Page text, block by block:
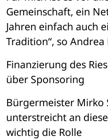
Gemeinschaft, ein
Jahren einfach auch
Tradition“, so
Finanzierung des
über Sponsoring
Bürgermeister Mirko
unterstreicht an
wichtig die Rolle